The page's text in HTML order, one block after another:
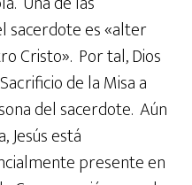
sacerdote es «alter
Cristo». Por tal, Dios
de la Misa a
del sacerdote. Aún
Jesús está
presente en